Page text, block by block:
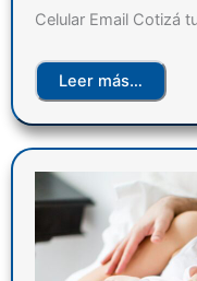
Celular Email Cotizá
Leer más…